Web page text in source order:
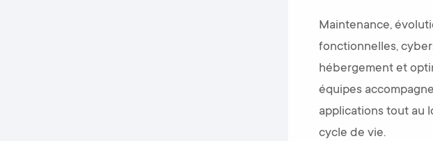
Maintenance,
fonctionnelles,
hébergement et
équipes
applications tout au
cycle de vie.